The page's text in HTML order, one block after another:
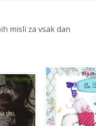
misli za vsak dan